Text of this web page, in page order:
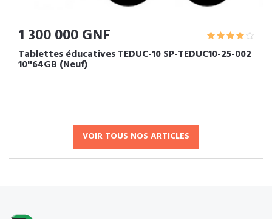
1 300 000 GNF
Tablettes éducatives TEDUC-10 SP-TEDUC10-25-002
10''64GB (Neuf)
VOIR TOUS NOS ARTICLES